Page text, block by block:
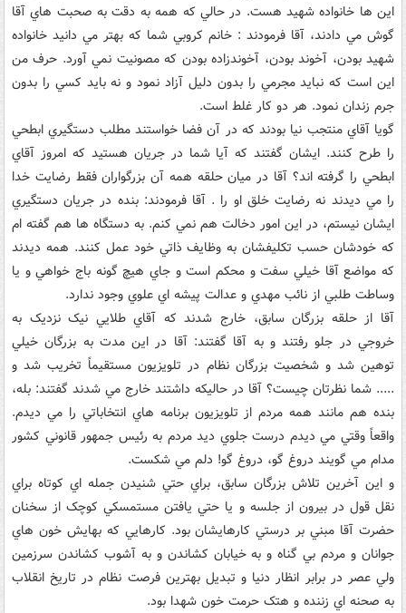
اين ها خانواده شهيد هست. در حالي که همه به دقت به صحبت هاي آقا
گوش مي دادند، آقا فرمودند : خانم کروبي شما که بهتر مي دانيد خانواده
شهيد بودن، آخوند بودن، آخوندزاده بودن که مصونيت نمي آورد. حرف من
اين است که نبايد مجرمي را بدون دليل آزاد نمود و نه بايد کسي را بدون
جرم زندان نمود. هر دو کار غلط است.
گويا آقاي منتجب نيا بودند که در آن فضا خواستند مطلب دستگيري ابطحي
را طرح کنند. ايشان گفتند که آيا شما در جريان هستيد که امروز آقاي
ابطحي را گرفته اند؟ آقا در ميان حلقه همه آن بزرگواران فقط رضايت خدا
را مي ديدند نه رضايت خلق او را . آقا فرمودند: بنده در جريان دستگيري
ايشان نيستم، در اين امور دخالت هم نمي کنم. به دستگاه ها هم گفته ام
که خودشان حسب تکليفشان به وظايف ذاتي خود عمل کنند. همه ديدند
که مواضع آقا خيلي سفت و محکم است و جاي هيچ گونه باج خواهي و يا
وساطت طلبي از نائب مهدي و عدالت پيشه اي علوي وجود ندارد.
آقا از حلقه بزرگان سابق، خارج شدند که آقاي طلايي نيک نزديک به
خروجي در جلو رفتند و به آقا گفتند: آقا در اين مدت به بزرگان خيلي
توهين شد و شخصيت بزرگان نظام در تلويزيون مستقيماً تخريب شد و
..... شما نظرتان چيست؟ آقا در حاليکه داشتند خارج مي شدند گفتند: بله،
بنده هم مانند همه مردم از تلويزيون برنامه هاي انتخاباتي را مي ديدم.
واقعاً وقتي مي ديدم درست جلوي ديد مردم به رئيس جمهور قانوني کشور
مدام مي گويند دروغ گو، دروغ گو! دلم مي شکست.
و اين آخرين تلاش بزرگان سابق، براي حتي شنيدن جمله اي کوتاه براي
نقل قول در بيرون از جلسه و يا حتي يافتن مستمسکي کوچک از سخنان
حضرت آقا مبني بر درستي کارهايشان بود. کارهايي که بهايش خون هاي
جوانان و مردم بي گناه و به خيابان کشاندن و به آشوب کشاندن سرزمين
ولي عصر در برابر انظار دنيا و تبديل بهترين فرصت نظام در تاريخ انقلاب
به صحنه اي زننده و هتک حرمت خون شهدا بود.